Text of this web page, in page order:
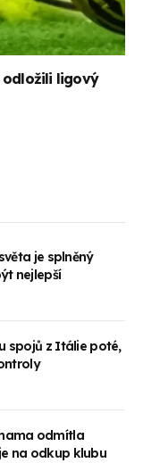
odložili ligový
je splněný
nejlepší
spojů z Itálie poté,
odmítla
na odkup klubu